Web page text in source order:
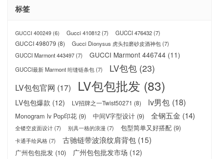
标签
GUCCI 400249 (6) Gucci 410812(7) GUCCI 476432(7)
GUCCI 498079 (8) Gucci Dionysus 虎头扣磨砂皮酒神包(7)
GUCCI Marmont 443497(7) GUCCI Marmont 446744 (11)
GUCCI最新 Marmont 绗缝链条包(7) LV包包 (23)
LV包包官网 (17) LV包包批发 (83)
LV包包爆款 (12) LV招牌之一Twist50271 (8) lv男包 (18)
Monogram lv Pop印花 (9) 中间V字型设计 (9) 全钢五金 (14)
全镂空皮面设计(7) 别具一格的浪漫 (7) 包型简单又好搭配 (9)
卡通手绘风格(7) 古驰链带波浪纹肩背包 (15)
广州包包批发 (10) 广州包包批发市场 (12)